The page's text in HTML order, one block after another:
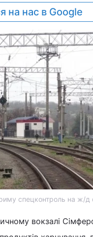
на нас в Google
спецконтроль на ж/д
вокзалі